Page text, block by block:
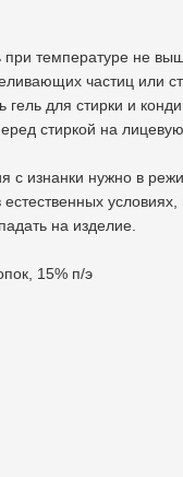
при температуре не
частиц или
гель для стирки и
стиркой на лицевую
с изнанки нужно в
на изделие.
15% п/э